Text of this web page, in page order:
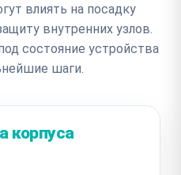
влиять на посадку
внутренних узлов.
состояние устройства
шаги.
корпуса